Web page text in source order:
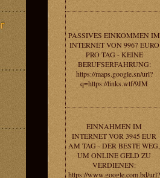
PASSIVES EINKOMMEN IM
INTERNET VON 9967 EURO
PRO TAG - KEINE
BERUFSERFAHRUNG:
https://maps.google.sn/url?
q=https://links.wtf/9JM
EINNAHMEN IM
INTERNET VOR 3945 EUR
AM TAG - DER BESTE WEG,
UM ONLINE GELD ZU
VERDIENEN:
https://www.google.com.bd/url?